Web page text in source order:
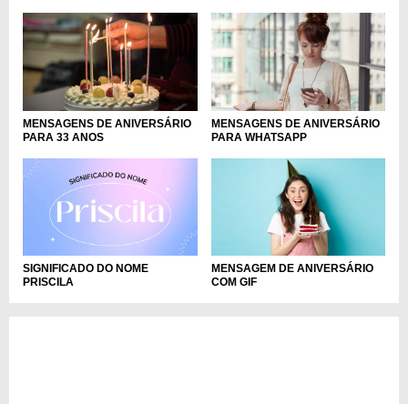
MENSAGENS DE ANIVERSÁRIO
PARA 33 ANOS
MENSAGENS DE ANIVERSÁRIO
PARA WHATSAPP
SIGNIFICADO DO NOME
PRISCILA
MENSAGEM DE ANIVERSÁRIO
COM GIF